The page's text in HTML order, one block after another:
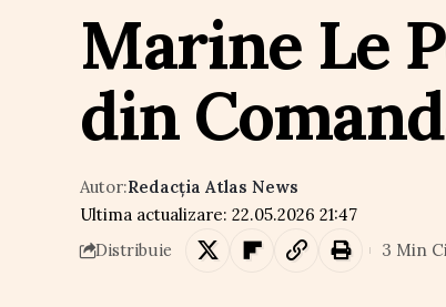
Marine Le
din
Ultima actualizare: 22.05.2026 21:47
Autor:Redacția Atlas News
Distribuie 3 Min